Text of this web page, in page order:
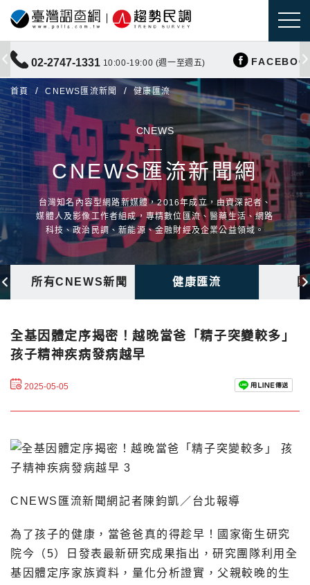
02-2747-1331 10:00-19:00 (週一至週五)
首頁 CNEWS匯流新聞 健康匯流
CNEWS
CNEWS匯流新聞網
台灣知名內容型網路新媒體，2016年成立，由資深記者、
媒體人及影像工作者組成，專精數位匯流、醫藥生活、網路
科技、政治民調、新能源、金融財經及企業公益領域。
所有CNEWS新聞 健康匯流
全基因體定序揭密！越晚當爸「精子突變較多」
孩子精神疾病發病越早
2025-05-05
CNEWS匯流新聞網記者陳鈞凱／台北報導
為了孩子的健康，當爸爸真的得趁早！國家衛生研究
院今（5）日發表最新研究成果指出，研究團隊利用全
基因體定序家族資料，量化分析證實，父親較晚的生